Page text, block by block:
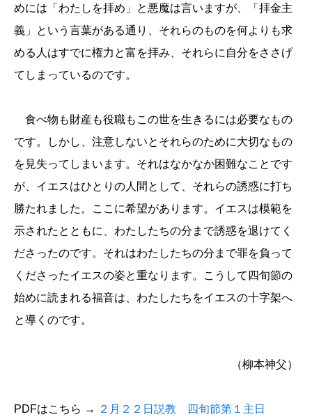
めには「わたしを拝め」と悪魔は言いますが、「拝金主
義」という言葉がある通り、それらのものを何よりも求
める人はすでに権力と富を拝み、それらに自分をささげ
てしまっているのです。
食べ物も財産も役職もこの世を生きるには必要なもの
です。しかし、注意しないとそれらのために大切なもの
を見失ってしまいます。それはなかなか困難なことです
が、イエスはひとりの人間として、それらの誘惑に打ち
勝たれました。ここに希望があります。イエスは模範を
示されたとともに、わたしたちの分まで誘惑を退けてく
ださったのです。それはわたしたちの分まで罪を負って
くださったイエスの姿と重なります。こうして四旬節の
始めに読まれる福音は、わたしたちをイエスの十字架へ
と導くのです。
（柳本神父）
PDFはこちら → ２月２２日説教 四旬節第１主日